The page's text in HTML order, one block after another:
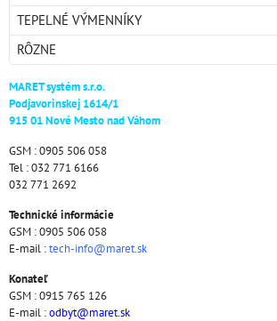
TEPELNÉ VÝMENNÍKY
RÔZNE
MARET systém s.r.o.
Podjavorinskej 1614/1
915 01 Nové Mesto nad Váhom
GSM : 0905 506 058
Tel : 032 771 6166
032 771 2692
Technické informácie
GSM : 0905 506 058
E-mail :tech-info@maret.sk
Konateľ
GSM : 0915 765 126
E-mail :odbyt@maret.sk